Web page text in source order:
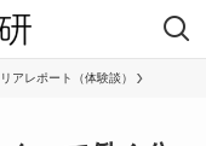
アレポート（体験談）